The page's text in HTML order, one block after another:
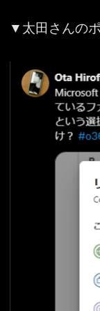
▼太田さんの